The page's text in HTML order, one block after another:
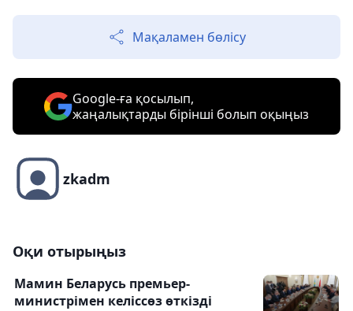
Мақаламен бөлісу
Google-ға қосылып,
жаңалықтарды бірінші болып оқыңыз
zkadm
Оқи отырыңыз
Мамин Беларусь премьер-
министрімен келіссөз өткізді